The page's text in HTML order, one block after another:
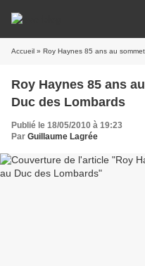
Accueil » Roy Haynes 85 ans au
Roy Haynes 85 ans
Duc des Lombards
Publié le 18/05/2010 à 19:23
Par Guillaume Lagrée